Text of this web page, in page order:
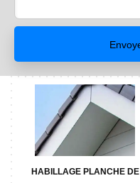
HABILLAGE PLANCHE DE